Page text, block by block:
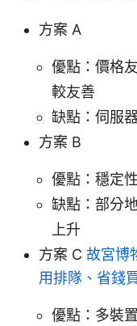
方案 A
優點：價格
較友善
缺點：伺服
方案 B
優點：穩定
缺點：部分
上升
方案 C 故宮博
用排隊、省錢
優點：多裝